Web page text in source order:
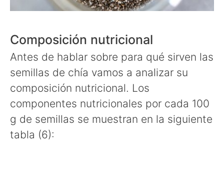
Composición nutricional
Antes de hablar sobre para qué sirven las
semillas de chía vamos a analizar su
composición nutricional. Los
componentes nutricionales por cada 100
g de semillas se muestran en la siguiente
tabla (6):